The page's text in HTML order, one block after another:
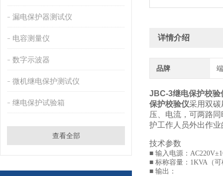
漏电保护器测试仪
电容测量仪
数字示波器
微机继电保护测试仪
继电保护试验箱
查看全部
详情介绍
品牌
JBC-3继电保护校验
保护校验仪采用双碳
压、电流，可两路
护工作人员外出作
技术参数
■ 输入电源：
■ 标称容量：1KVA（
■ 输出：